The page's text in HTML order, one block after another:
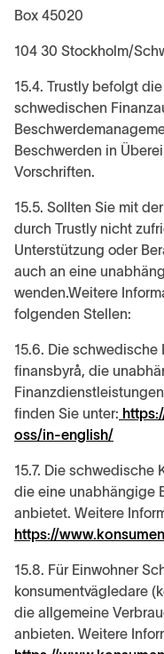
Box 45020
104 30 Stockholm/
15.4. Trustly befolgt
schwedischen
Beschwerden in
Vorschriften.
15.5. Sollten Sie mit
durch Trustly nicht
Unterstützung oder
auch an eine
wenden.Weitere
folgenden Stellen:
15.6. Die schwedische
finansbyrå, die
finden Sie unter:
oss/in-english/
15.7. Die schwedische
die eine unabhängige
anbietet. Weitere
https://
15.8. Für Einwohner
konsumentvägledare
die allgemeine
anbieten. Weitere